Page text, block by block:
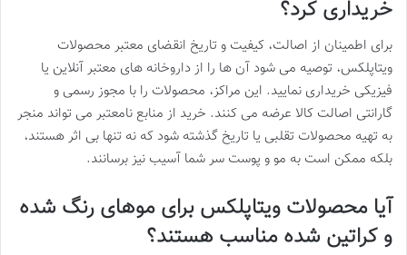
خریداری کرد؟
برای اطمینان از اصالت، کیفیت و تاریخ انقضای معتبر محصولات
ویتاپلکس، توصیه می شود آن ها را از داروخانه های معتبر آنلاین یا
فیزیکی خریداری نمایید. این مراکز، محصولات را با مجوز رسمی و
گارانتی اصالت کالا عرضه می کنند. خرید از منابع نامعتبر می تواند منجر
به تهیه محصولات تقلبی یا تاریخ گذشته شود که نه تنها بی اثر هستند،
بلکه ممکن است به مو و پوست سر شما آسیب نیز برسانند.
آیا محصولات ویتاپلکس برای موهای رنگ شده
و کراتین شده مناسب هستند؟